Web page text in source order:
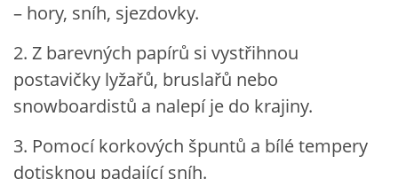
VZDĚLÁVACÍ BLOK LEDEN
VZDĚLÁVACÍ BLOK ÚNOR
VZDĚLÁVACÍ BLOK BŘEZEN
VZDĚLÁVACÍ BLOK DUBEN
– hory, sníh, sjezdovky.
2. Z barevných papírů si vystřihnou
postavičky lyžařů, bruslařů nebo
snowboardistů a nalepí je do krajiny.
3. Pomocí korkových špuntů a bílé tempery
dotisknou padající sníh.